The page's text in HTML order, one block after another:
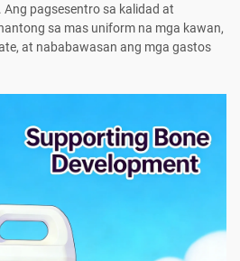
pagsesentro sa kalidad at
sa mas uniform na mga kawan,
at nababawasan ang mga gastos